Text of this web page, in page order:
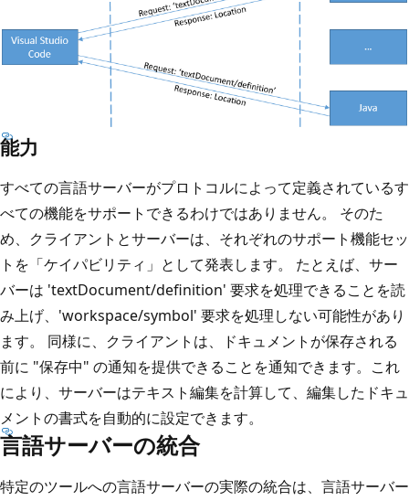
能力
すべての言語サーバーがプロトコルによって定義されているす
べての機能をサポートできるわけではありません。 そのた
め、クライアントとサーバーは、それぞれのサポート機能セッ
トを「ケイパビリティ」として発表します。 たとえば、サー
バーは 'textDocument/definition' 要求を処理できることを読
み上げ、'workspace/symbol' 要求を処理しない可能性があり
ます。 同様に、クライアントは、ドキュメントが保存される
前に "保存中" の通知を提供できることを通知できます。これ
により、サーバーはテキスト編集を計算して、編集したドキュ
メントの書式を自動的に設定できます。
言語サーバーの統合
特定のツールへの言語サーバーの実際の統合は、言語サーバー